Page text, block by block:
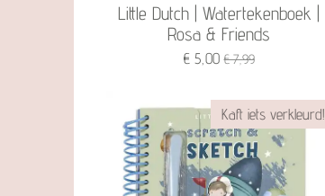
Little Dutch | Watertekenboek |
Rosa & Friends
€ 5,00 € 7,99
Kaft iets verkleurd!